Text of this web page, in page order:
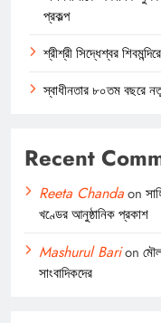
প্রকল্প
শ্রীশ্রী সিদ্ধেশ্বর
স্বাধীনতার ৮০তম বছরে
Recent
Reeta Chandaon
খণ্ডের আনুষ্ঠানিক প্রকাশ
Mashurul Barion
সাংবাদিকদের